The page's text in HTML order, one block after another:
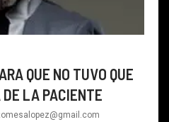
QUE NO TUVO QUE
LA PACIENTE